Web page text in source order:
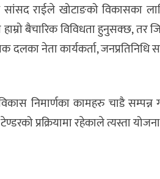
सांसद राईले खोटाङको
बैचारिक विविधता हुनुसक्छ,
दलका नेता कार्यकर्ता,
निमार्णका कामहरु चाडै सम्पन्न
प्रक्रियामा रहेकाले त्यस्ता